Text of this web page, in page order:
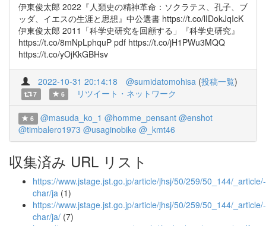
伊東俊太郎 2022『人類史の精神革命：ソクラテス、孔子、ブ
ッダ、イエスの生涯と思想』中公選書 https://t.co/lIDokJqIcK
伊東俊太郎 2011「科学史研究を回顧する」『科学史研究』
https://t.co/8mNpLphquP pdf https://t.co/jH1PWu3MQQ
https://t.co/yOjKkGBHsv
2022-10-31 20:14:18 @sumidatomohisa (投稿一覧)
7 6 リツイート・ネットワーク
6 @masuda_ko_1 @homme_pensant @enshot
@timbalero1973 @usaginobike @_kmt46
収集済み URL リスト
https://www.jstage.jst.go.jp/article/jhsj/50/259/50_144/_article/-
char/ja (1)
https://www.jstage.jst.go.jp/article/jhsj/50/259/50_144/_article/-
char/ja/ (7)